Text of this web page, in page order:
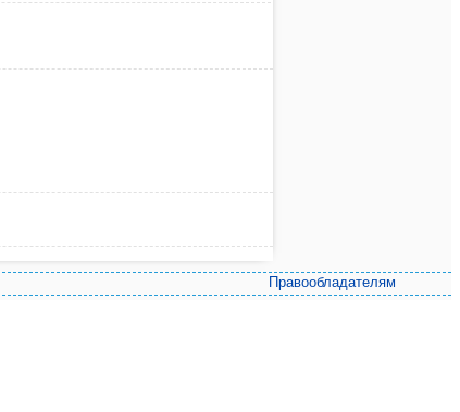
Правообладателям